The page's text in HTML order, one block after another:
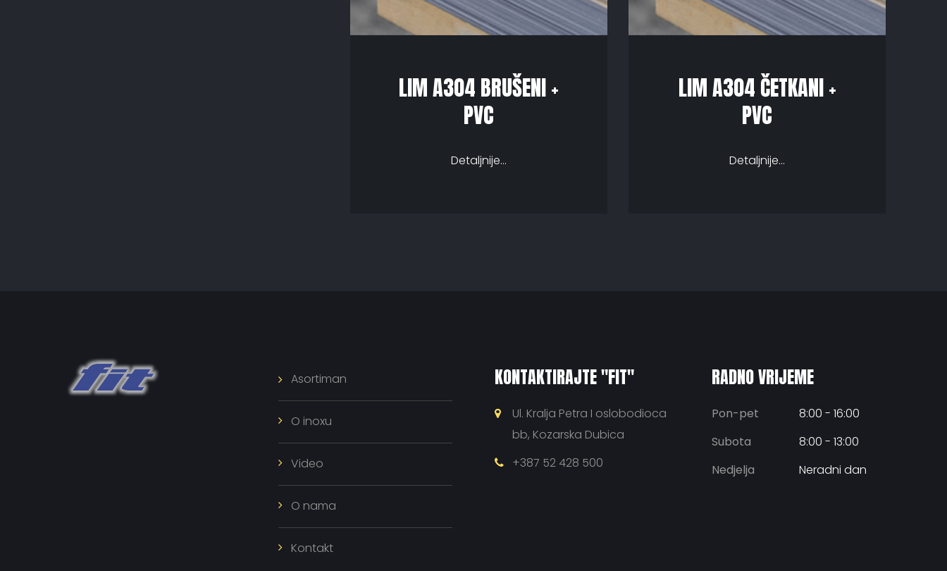
LIM A304 BRUŠENI +
PVC
Detaljnije...
LIM A304 ČETKANI +
PVC
Detaljnije...
Asortiman
O inoxu
Video
O nama
Kontakt
KONTAKTIRAJTE "FIT"
Ul. Kralja Petra I oslobodioca
bb, Kozarska Dubica
+387 52 428 500
RADNO VRIJEME
Pon-pet
8:00 - 16:00
Subota
8:00 - 13:00
Nedjelja
Neradni dan